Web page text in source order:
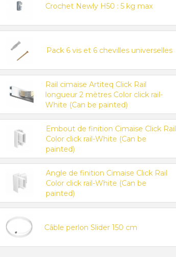
Crochet Newly H50 : 5 kg max
Pack 6 vis et 6 chevilles universelles
Rail cimaise Artiteq Click Rail
longueur 2 mètres Color click rail-
White (Can be painted)
Embout de finition Cimaise Click Rail
Color click rail-White (Can be
painted)
Angle de finition Cimaise Click Rail
Color click rail-White (Can be
painted)
Câble perlon Slider 150 cm